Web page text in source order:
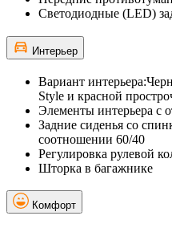
Светодиодные (LED)
Интерьер
Вариант
Style и красной
Элементы интерьера с
Задние сиденья со
соотношении 60/40
Регулировка рулевой
Шторка в багажнике
Комфорт